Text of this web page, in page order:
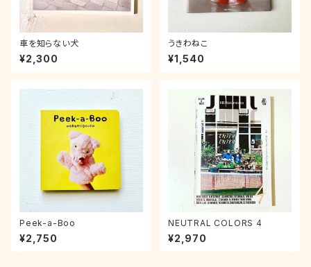
車を知らない犬
¥2,300
うきわねこ
¥1,540
Peek-a-Boo
¥2,750
NEUTRAL COLORS 4
¥2,970